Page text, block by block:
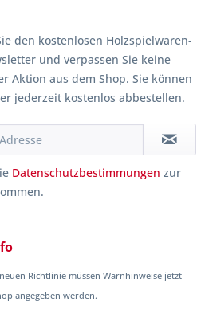
den kostenlosen Holzspielwaren-
und verpassen Sie keine
Aktion aus dem Shop. Sie können
jederzeit kostenlos abbestellen.
Datenschutzbestimmungen zur
Richtlinie müssen Warnhinweise jetzt
angegeben werden.